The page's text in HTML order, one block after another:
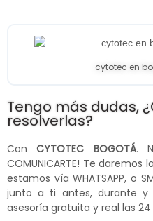
cytotec en
Tengo más dudas,
resolverlas?
ConCYTOTEC BOGOTÁ.
COMUNICARTE! Te
estamos vía WHATSAPP, o
junto a ti antes, durante y
asesoría gratuita y real las 24